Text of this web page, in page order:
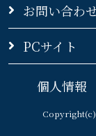
お問い合わ
PCサイト
個人情報
Copyright(c)